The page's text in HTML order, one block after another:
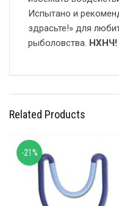
Испытано и
здрасьте!» для
рыболовства. НХНЧ!
Related Products
-21%